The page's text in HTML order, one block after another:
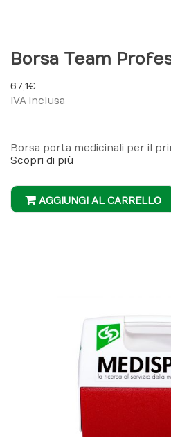
Borsa Team
67,1 €
IVA inclusa
Borsa porta medicinali per il
Scopri di più
AGGIUNGI AL CARRELLO